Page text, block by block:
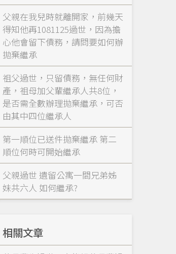
父親在我兒時就離開家，前幾天
得知他再1081125過世，因為擔
心他會留下債務，請問要如何辦
拋棄繼承
祖父過世，只留債務，無任何財
產，祖母加父輩繼承人共8位，
是否需全數辦理拋棄繼承，可否
由其中四位繼承人
第一順位已送件拋棄繼承 第二
順位何時可開始繼承
父親過世 遺留公寓一間兄弟姊
妹共六人 如何繼承?
相關文章